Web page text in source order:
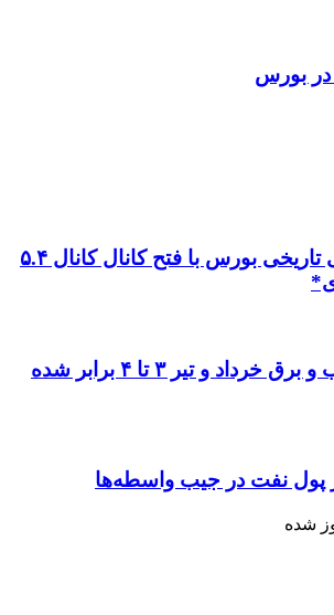
بورس
*رکوردشکنی تاریخی بورس با فتح کانال کانال ۵.۴
*چرا قبض آب و برق خرداد و تیر ۳ تا ۴ برابر شده
پول نفت در جیب واسطه‌ها
شده